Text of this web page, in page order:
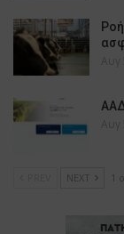
Αυγ
Αυγ
NEXT 1